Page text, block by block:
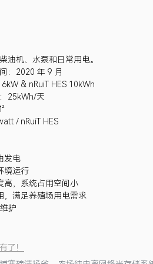
油机、水泵和日常用电。
：2020 年 9 月
& nRuiT HES 10kWh
25kWh/天
/ nRuiT HES
发电
境运行
高，系统占用空间小
，满足养殖场用电需求
护
了！